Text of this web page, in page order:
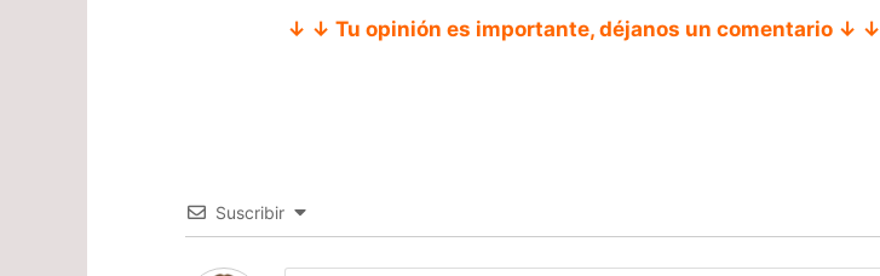
↓ ↓ Tu opinión es importante, déjanos un comentario ↓ ↓
Suscribir